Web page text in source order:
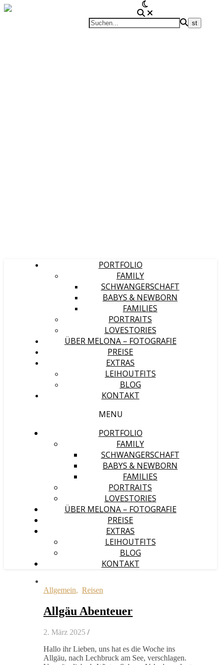
PORTFOLIO
FAMILY
SCHWANGERSCHAFT
BABYS & NEWBORN
FAMILIES
PORTRAITS
LOVESTORIES
ÜBER MELONA – FOTOGRAFIE
PREISE
EXTRAS
LEIHOUTFITS
BLOG
KONTAKT
MENU
PORTFOLIO
FAMILY
SCHWANGERSCHAFT
BABYS & NEWBORN
FAMILIES
PORTRAITS
LOVESTORIES
ÜBER MELONA – FOTOGRAFIE
PREISE
EXTRAS
LEIHOUTFITS
BLOG
KONTAKT
Allgemein, Reisen
Allgäu Abenteuer
2. März 2025 /
Hallo ihr Lieben, uns hat es die Woche ins
Allgäu, nach Lechbruck am See, verschlagen.